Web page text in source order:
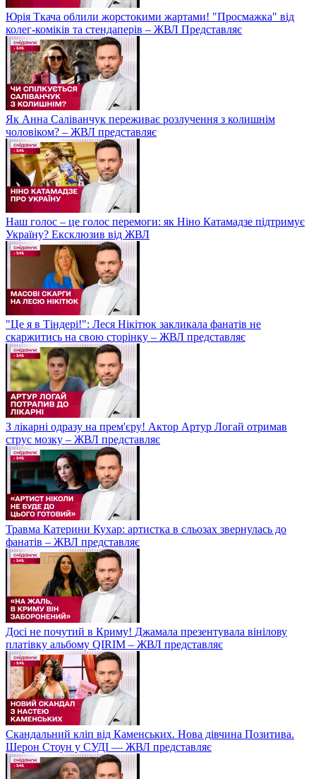
Юрія Ткача облили жорстокими жартами! "Просмажка" від
колег-коміків та стендаперів – ЖВЛ Представляє
Як Анна Саліванчук переживає розлучення з колишнім
чоловіком? – ЖВЛ представляє
Наш голос – це голос перемоги: як Ніно Катамадзе підтримує
Україну? Ексклюзив від ЖВЛ
"Це я в Тіндері!": Леся Нікітюк закликала фанатів не
скаржитись на свою сторінку – ЖВЛ представляє
З лікарні одразу на прем'єру! Актор Артур Логай отримав
струс мозку – ЖВЛ представляє
Травма Катерини Кухар: артистка в сльозах звернулась до
фанатів – ЖВЛ представляє
Досі не почутий в Криму! Джамала презентувала вінілову
платівку альбому QIRIM – ЖВЛ представляє
Скандальний кліп від Каменських. Нова дівчина Позитива.
Шерон Стоун у СУДІ — ЖВЛ представляє